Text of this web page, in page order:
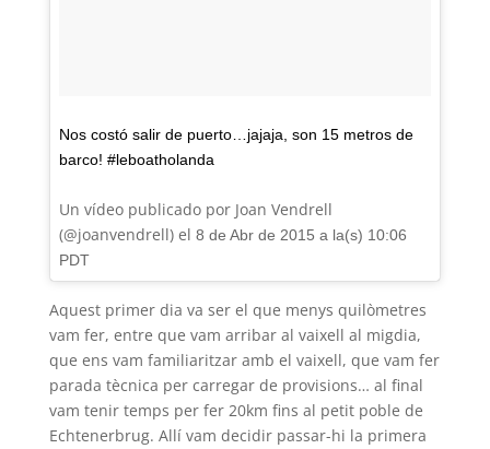
Nos costó salir de puerto…jajaja, son 15 metros de
barco! #leboatholanda
Un vídeo publicado por Joan Vendrell
(@joanvendrell) el 8 de Abr de 2015 a la(s) 10:06
PDT
Aquest primer dia va ser el que menys quilòmetres
vam fer, entre que vam arribar al vaixell al migdia,
que ens vam familiaritzar amb el vaixell, que vam fer
parada tècnica per carregar de provisions… al final
vam tenir temps per fer 20km fins al petit poble de
Echtenerbrug. Allí vam decidir passar-hi la primera